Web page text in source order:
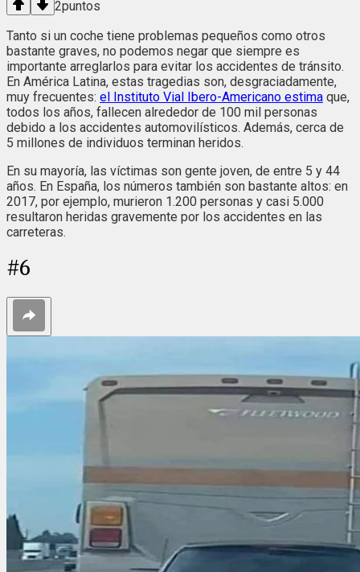
2puntos
Tanto si un coche tiene problemas pequeños como otros
bastante graves, no podemos negar que siempre es
importante arreglarlos para evitar los accidentes de tránsito.
En América Latina, estas tragedias son, desgraciadamente,
muy frecuentes: el Instituto Vial Ibero-Americano estima que,
todos los años, fallecen alrededor de 100 mil personas
debido a los accidentes automovilísticos. Además, cerca de
5 millones de individuos terminan heridos.
En su mayoría, las víctimas son gente joven, de entre 5 y 44
años. En España, los números también son bastante altos: en
2017, por ejemplo, murieron 1.200 personas y casi 5.000
resultaron heridas gravemente por los accidentes en las
carreteras.
#6